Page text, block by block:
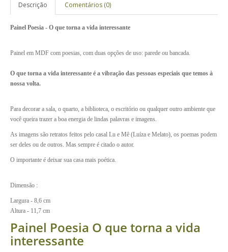
Descrição Comentários (0)
Painel Poesia - O que torna a vida interessante
Painel em MDF com poesias, com duas opções de uso: parede ou bancada.
O que torna a vida interessante é a vibração das pessoas especiais que temos à
nossa volta.
Para decorar a sala, o quarto, a biblioteca, o escritório ou qualquer outro ambiente que
você queira trazer a boa energia de lindas palavras e imagens.
As imagens são retratos feitos pelo casal Lu e Mê (Luíza e Melato), os poemas podem
ser deles ou de outros. Mas sempre é citado o autor.
O importante é deixar sua casa mais poética.
Dimensão :
Largura - 8,6 cm
Altura - 11,7 cm
Painel Poesia O que torna a vida
interessante